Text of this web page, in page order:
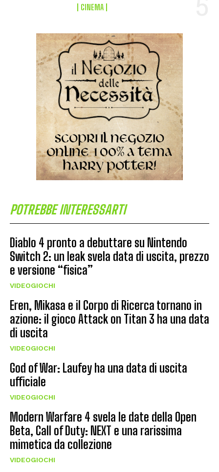
CINEMA
POTREBBE INTERESSARTI
Diablo 4 pronto a debuttare su Nintendo
Switch 2: un leak svela data di uscita, prezzo
e versione “fisica”
VIDEOGIOCHI
Eren, Mikasa e il Corpo di Ricerca tornano in
azione: il gioco Attack on Titan 3 ha una data
di uscita
VIDEOGIOCHI
God of War: Laufey ha una data di uscita
ufficiale
VIDEOGIOCHI
Modern Warfare 4 svela le date della Open
Beta, Call of Duty: NEXT e una rarissima
mimetica da collezione
VIDEOGIOCHI